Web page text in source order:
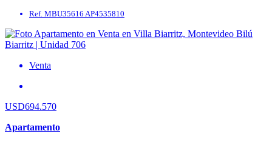
Ref. MBU35616 AP4535810
Venta
USD694.570
Apartamento